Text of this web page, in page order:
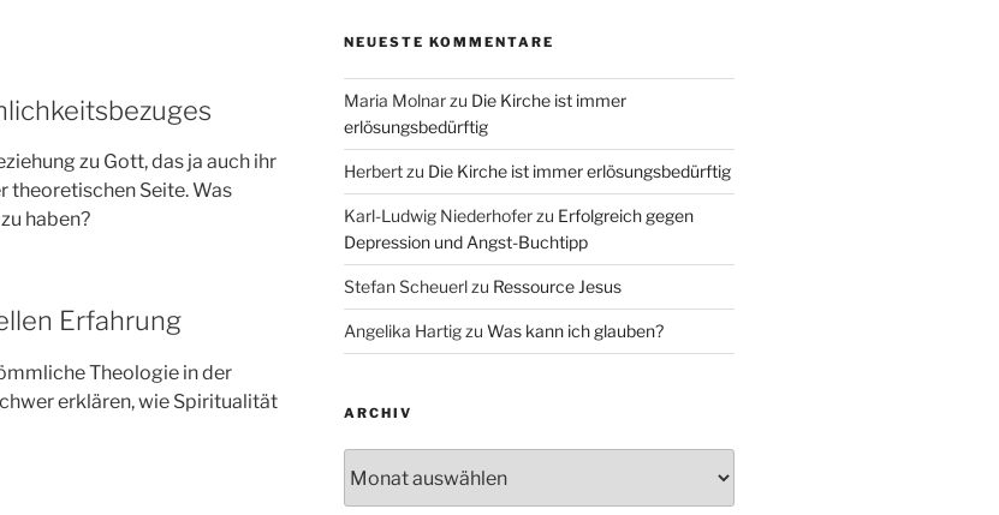
zu Gott, das ja auch ihr
theoretischen Seite. Was
haben?
Erfahrung
Theologie in der
erklären, wie Spiritualität
NEUESTE KOMMENTARE
Maria Molnarzu Die Kirche ist immer
erlösungsbedürftig
Herbertzu Die Kirche ist immer erlösungsbedürftig
Karl-Ludwig Niederhoferzu Erfolgreich gegen
Depression und Angst-Buchtipp
Stefan Scheuerlzu Ressource Jesus
Angelika Hartigzu Was kann ich glauben?
ARCHIV